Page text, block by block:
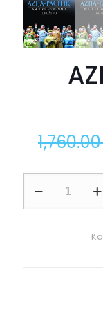
PACIFIK
količina